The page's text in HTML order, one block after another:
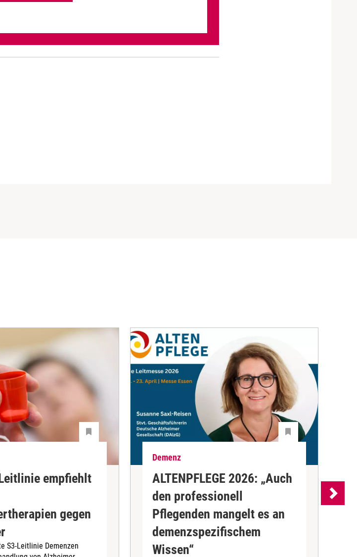
empfiehlt
gegen
S3-Leitlinie Demenzen
Demenz
ALTENPFLEGE 2026: „Auch
den professionell
Pflegenden mangelt es an
demenzspezifischem
Wissen“